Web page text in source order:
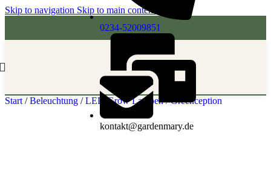
Skip to navigation Skip to main content
0234-52009851
kontakt@gardenmary.de
Start / Beleuchtung / LED Grow Lampen/ Greenception